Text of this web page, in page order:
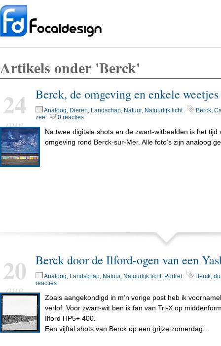
Artikels onder 'Berck'
Berck, de omgeving en enkele weetjes
Analoog, Dieren, Landschap, Natuur, Natuurlijk licht Berck,
zee
0 reacties
24
aug
Na twee digitale shots en de zwart-witbeelden is het
omgeving rond Berck-sur-Mer. Alle foto’s zijn analoog
Berck door de Ilford-ogen van een
Analoog, Landschap, Natuur, Natuurlijk licht, Portret Berck,
reacties
20
aug
Zoals aangekondigd in m’n vorige post heb ik
verlof. Voor zwart-wit ben ik fan van Tri-X op
Ilford HP5+ 400.
Een vijftal shots van Berck op een grijze zomerdag…